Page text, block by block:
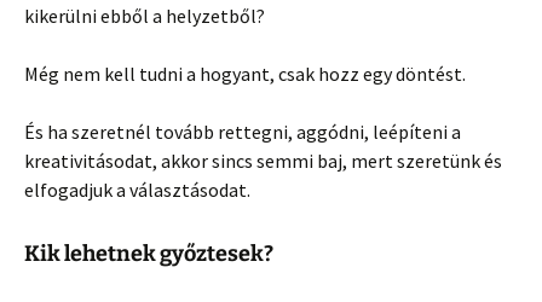
kikerülni ebből a helyzetből?
Még nem kell tudni a hogyant, csak hozz egy döntést.
És ha szeretnél tovább rettegni, aggódni, leépíteni a
kreativitásodat, akkor sincs semmi baj, mert szeretünk és
elfogadjuk a választásodat.
Kik lehetnek győztesek?